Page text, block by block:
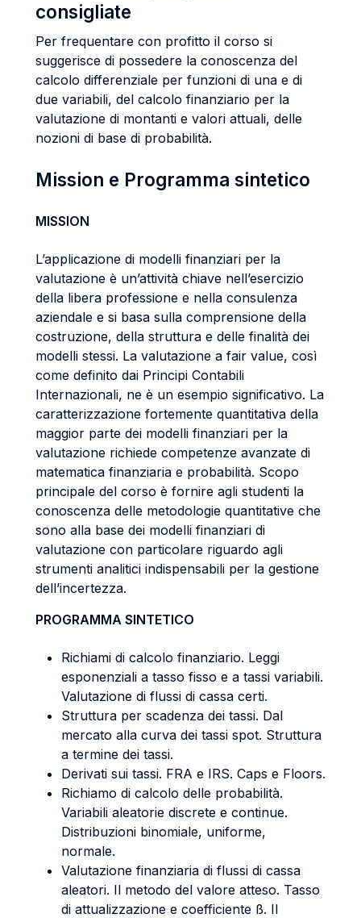
consigliate
Per frequentare con profitto il corso si
suggerisce di possedere la conoscenza del
calcolo differenziale per funzioni di una e di
due variabili, del calcolo finanziario per la
valutazione di montanti e valori attuali, delle
nozioni di base di probabilità.
Mission e Programma sintetico
MISSION
L’applicazione di modelli finanziari per la
valutazione è un’attività chiave nell’esercizio
della libera professione e nella consulenza
aziendale e si basa sulla comprensione della
costruzione, della struttura e delle finalità dei
modelli stessi. La valutazione a fair value, così
come definito dai Principi Contabili
Internazionali, ne è un esempio significativo. La
caratterizzazione fortemente quantitativa della
maggior parte dei modelli finanziari per la
valutazione richiede competenze avanzate di
matematica finanziaria e probabilità. Scopo
principale del corso è fornire agli studenti la
conoscenza delle metodologie quantitative che
sono alla base dei modelli finanziari di
valutazione con particolare riguardo agli
strumenti analitici indispensabili per la gestione
dell’incertezza.
PROGRAMMA SINTETICO
Richiami di calcolo finanziario. Leggi
esponenziali a tasso fisso e a tassi variabili.
Valutazione di flussi di cassa certi.
Struttura per scadenza dei tassi. Dal
mercato alla curva dei tassi spot. Struttura
a termine dei tassi.
Derivati sui tassi. FRA e IRS. Caps e Floors.
Richiamo di calcolo delle probabilità.
Variabili aleatorie discrete e continue.
Distribuzioni binomiale, uniforme,
normale.
Valutazione finanziaria di flussi di cassa
aleatori. Il metodo del valore atteso. Tasso
di attualizzazione e coefficiente ß. Il